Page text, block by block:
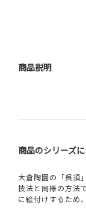
商品説明
商品のシリーズ
大倉陶園の「呉須
技法と同様の方法
に絵付けするため